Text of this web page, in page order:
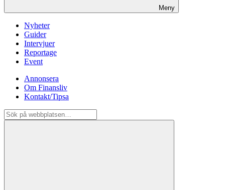
Meny
Nyheter
Guider
Intervjuer
Reportage
Event
Annonsera
Om Finansliv
Kontakt/Tipsa